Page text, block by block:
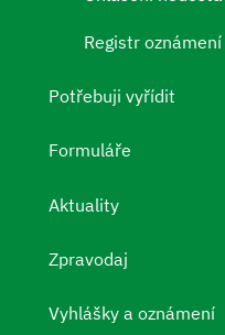
Registr
Potřebuji vyřídit
Formuláře
Aktuality
Zpravodaj
Vyhlášky a oznámení